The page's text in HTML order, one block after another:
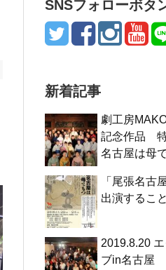
SNSフォローボタ
新着記事
劇工房
記念作品
名古屋は母
「尾張名古
出演するこ
2019.8.20
ブin名古屋